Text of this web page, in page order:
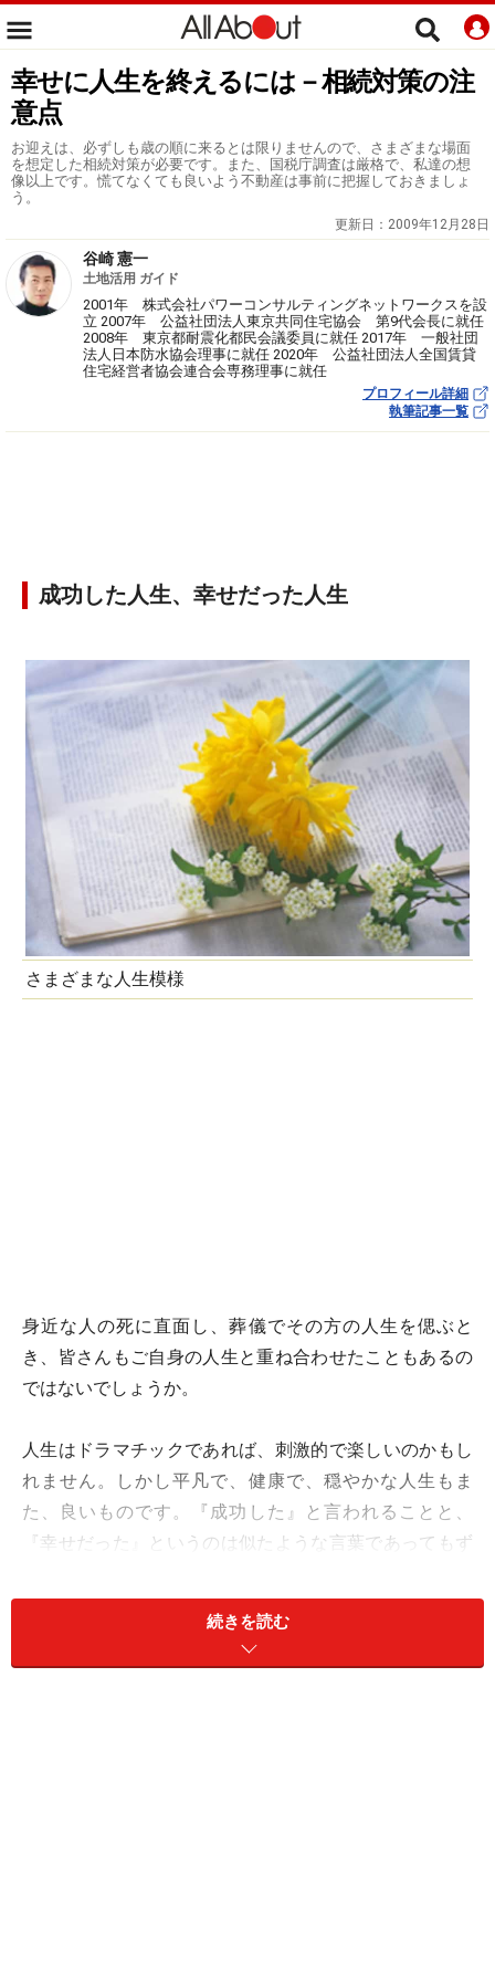
幸せに人生を終えるには－相続対策の注
意点
お迎えは、必ずしも歳の順に来るとは限りませんので、さまざまな場面
を想定した相続対策が必要です。また、国税庁調査は厳格で、私達の想
像以上です。慌てなくても良いよう不動産は事前に把握しておきましょ
う。
更新日： 2009年12月28日
谷崎 憲一
土地活用 ガイド
2001年 株式会社パワーコンサルティングネットワークスを設
立 2007年 公益社団法人東京共同住宅協会 第9代会長に就任
2008年 東京都耐震化都民会議委員に就任 2017年 一般社団
法人日本防水協会理事に就任 2020年 公益社団法人全国賃貸
住宅経営者協会連合会専務理事に就任
プロフィール詳細
執筆記事一覧
成功した人生、幸せだった人生
さまざまな人生模様
身近な人の死に直面し、葬儀でその方の人生を偲ぶと
き、皆さんもご自身の人生と重ね合わせたこともあるの
ではないでしょうか。
人生はドラマチックであれば、刺激的で楽しいのかもし
れません。しかし平凡で、健康で、穏やかな人生もま
た、良いものです。『成功した』と言われることと、
『幸せだった』というのは似たような言葉であってもず
た」と思うことであって、幸せとは本人が感じることだ
と思います。ですから、周りから「幸せな人ね」と言わ
れることは、またちょっとニュアンスが違ってきます
続きを読む